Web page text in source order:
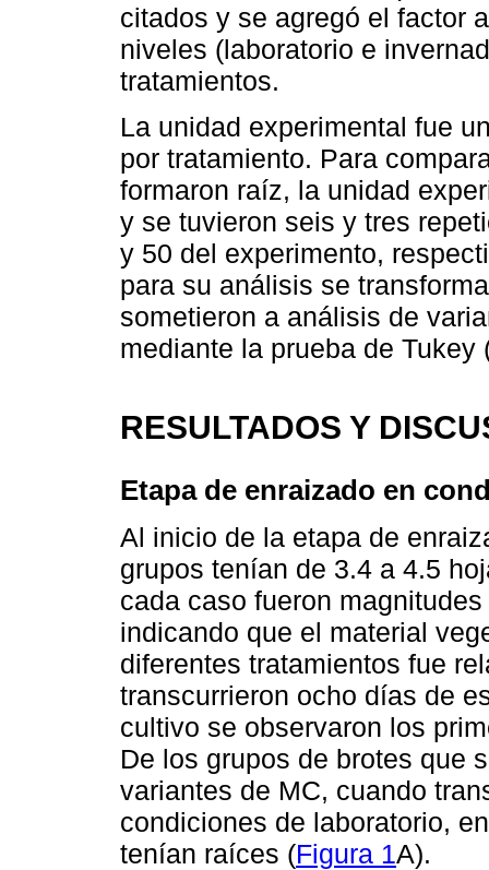
citados y se agregó el factor
niveles (laboratorio e
tratamientos.
La unidad experimental fue
por tratamiento. Para
formaron raíz, la unidad
y se tuvieron seis y tres
y 50 del experimento,
para su análisis se
sometieron a análisis de
mediante la prueba de Tukey
RESULTADOS Y
Etapa de enraizado en
Al inicio de la etapa de
grupos tenían de 3.4 a 4.5
cada caso fueron
indicando que el material
diferentes tratamientos fue
transcurrieron ocho días de
cultivo se observaron los
De los grupos de brotes que
variantes de MC, cuando
condiciones de laboratorio,
tenían raíces (Figura 1A).